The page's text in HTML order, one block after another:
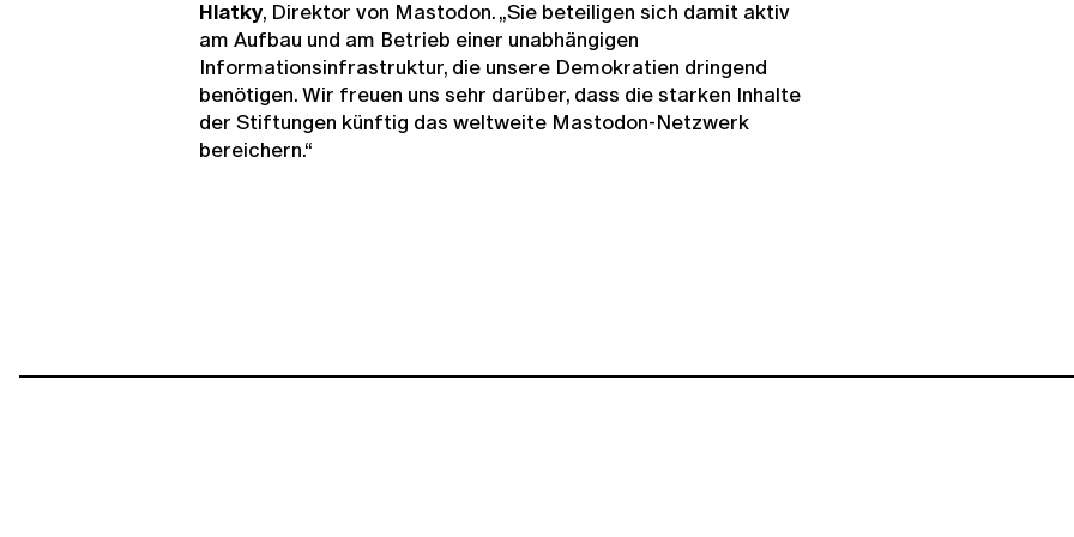
Hlatky, Direktor von Mastodon. „Sie beteiligen sich damit aktiv
am Aufbau und am Betrieb einer unabhängigen
Informationsinfrastruktur, die unsere Demokratien dringend
benötigen. Wir freuen uns sehr darüber, dass die starken Inhalte
der Stiftungen künftig das weltweite Mastodon-Netzwerk
bereichern.“